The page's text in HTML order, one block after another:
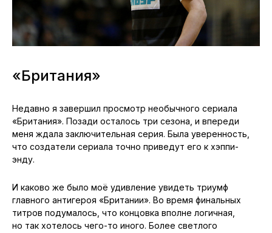
«Британия»
Недавно я завершил просмотр необычного сериала
«Британия». Позади осталось три сезона, и впереди
меня ждала заключительная серия. Была уверенность,
что создатели сериала точно приведут его к хэппи-
энду.
И каково же было моё удивление увидеть триумф
главного антигероя «Британии». Во время финальных
титров подумалось, что концовка вполне логичная,
но так хотелось чего-то иного. Более светлого